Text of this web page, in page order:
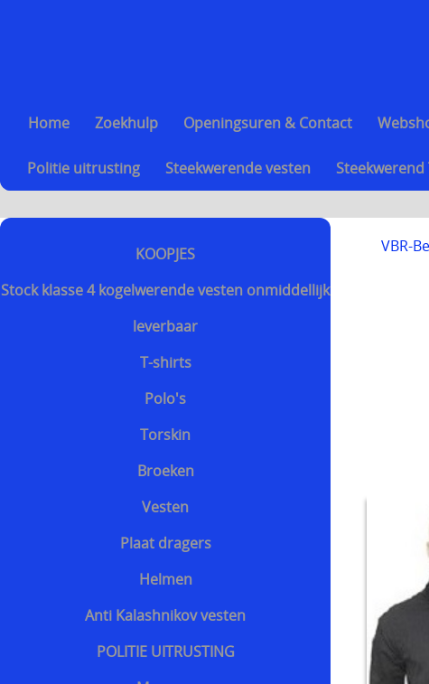
Home Zoekhulp Openingsuren & Contact
Politie uitrusting Steekwerende vesten
KOOPJES
Stock klasse 4 kogelwerende vesten onmiddellijk
leverbaar
T-shirts
Polo's
Torskin
Broeken
Vesten
Plaat dragers
Helmen
Anti Kalashnikov vesten
POLITIE UITRUSTING
VBR-